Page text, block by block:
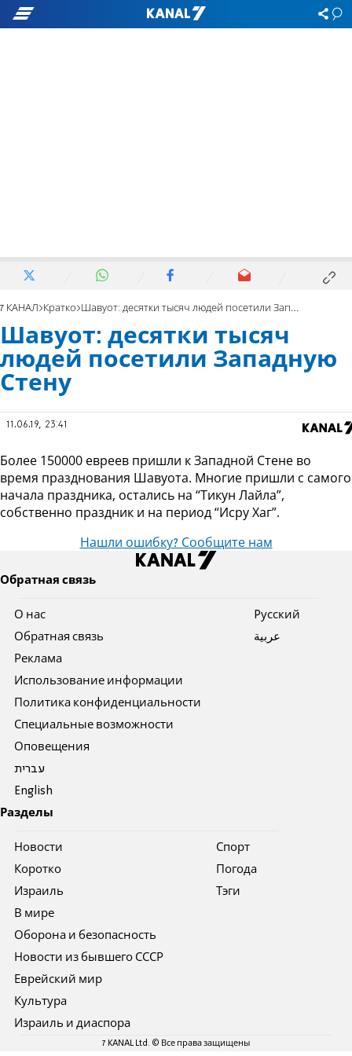
7 КАНАЛ Кратко Шавуот: десятки тысяч людей посетили Западную Стену
Шавуот: десятки тысяч
людей посетили Западную
Стену
11.06.19, 23:41
Более 150000 евреев пришли к Западной Стене во
время празднования Шавуота. Многие пришли с самого
начала праздника, остались на “Тикун Лайла”,
собственно праздник и на период “Исру Хаг”.
Нашли ошибку? Сообщите нам
Обратная связь
О нас
Обратная связь
Реклама
Использование информации
Политика конфиденциальности
Специальные возможности
Оповещения
עברית
English
Pусский
عربية
Разделы
Новости
Коротко
Израиль
В мире
Оборона и безопасность
Новости из бывшего СССР
Еврейский мир
Культура
Израиль и диаспора
Спорт
Погода
Тэги
7 KANAL Ltd. © Все права защищены